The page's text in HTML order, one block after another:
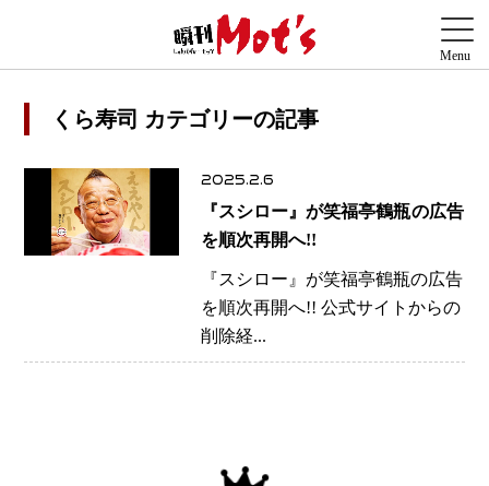
くら寿司 カテゴリーの記事
2025.2.6
『スシロー』が笑福亭鶴瓶の広告
を順次再開へ!!
『スシロー』が笑福亭鶴瓶の広告
を順次再開へ!! 公式サイトからの
削除経...